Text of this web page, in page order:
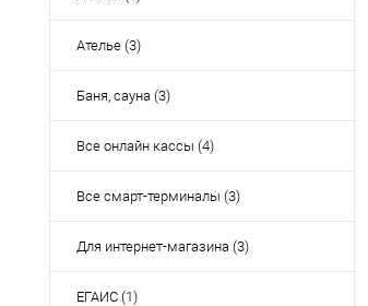
Ателье (3)
Баня, сауна (3)
Все онлайн кассы (4)
Все смарт-терминалы (3)
Для интернет-магазина (3)
ЕГАИС (1)